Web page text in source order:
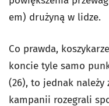
em) drużyną w lidze.
Co prawda,
koncie tyle samo
(26), to jednak należy
kampanii rozegrali